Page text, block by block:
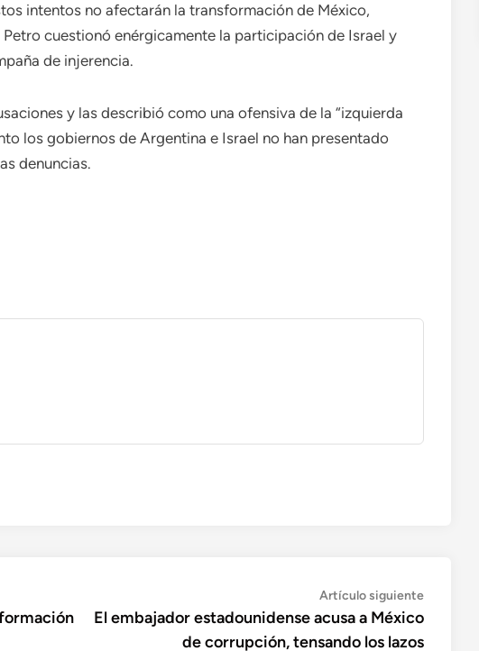
intentos no afectarán la transformación de México,
cuestionó enérgicamente la participación de Israel y
de injerencia.
y las describió como una ofensiva de la “izquierda
los gobiernos de Argentina e Israel no han presentado
denuncias.
Artículo siguienteArtículo
siguiente:
El embajador estadounidense acusa a México
de corrupción, tensando los lazos